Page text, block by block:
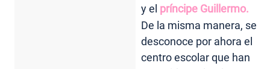
y el príncipe Guillermo.
De la misma manera, se
desconoce por ahora el
centro escolar que han